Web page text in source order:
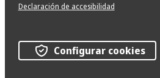
Declaración de accesibilidad
Configurar cookies